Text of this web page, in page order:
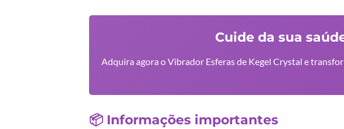
Cuide da sua
Adquira agora o Vibrador Esferas de Kegel Crystal e
📦 Informações importantes